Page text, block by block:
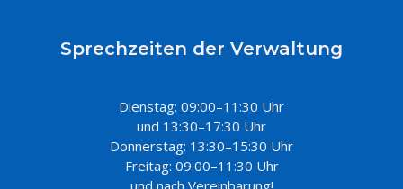
Sprechzeiten der Verwaltung
Dienstag: 09:00–11:30 Uhr
und 13:30–17:30 Uhr
Donnerstag: 13:30–15:30 Uhr
Freitag: 09:00–11:30 Uhr
und nach Vereinbarung!